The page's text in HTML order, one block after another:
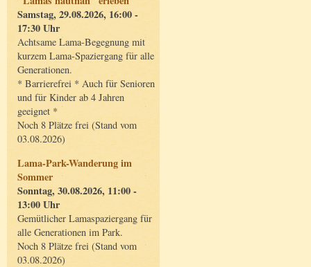
Samstag, 29.08.2026, 16:00 -
17:30 Uhr
Achtsame Lama-Begegnung mit
kurzem Lama-Spaziergang für alle
Generationen.
* Barrierefrei * Auch für Senioren
und für Kinder ab 4 Jahren
geeignet *
Noch 8 Plätze frei (Stand vom
03.08.2026)
Lama-Park-Wanderung im
Sommer
Sonntag, 30.08.2026, 11:00 -
13:00 Uhr
Gemütlicher Lamaspaziergang für
alle Generationen im Park.
Noch 8 Plätze frei (Stand vom
03.08.2026)